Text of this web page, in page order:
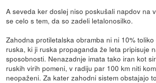
A seveda ker doslej niso poskušali napdov na
se celo s tem, da so zadeli letalonosilko.
Zahodna protiletalska obramba ni ni 10%
ruska, ki ji ruska propaganda že leta pripisuje
sposobnosti. Nenazadnje imata tako iran kot
ruskih virih pomeni, v radiju par 100 km niti
neopaženi. Za kater zahodni sistem obstajajo